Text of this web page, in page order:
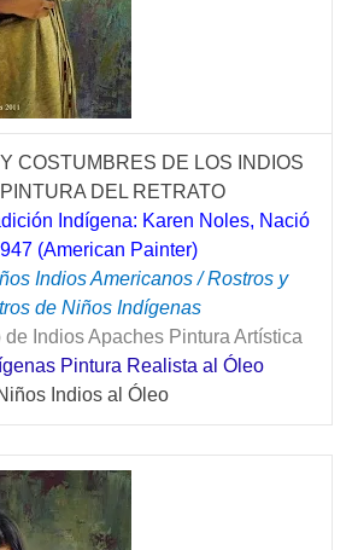
COSTUMBRES DE LOS INDIOS
DEL RETRATO
Indígena: Karen Noles, Nació
(American Painter)
Indios Americanos / Rostros y
de Niños Indígenas
de Indios Apaches Pintura Artística
Pintura Realista al Óleo
Indios al Óleo